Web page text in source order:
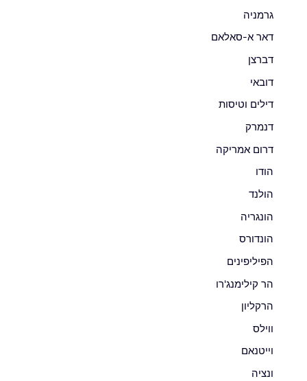
גרמניה
דאר א-סאלאם
דברצן
דובאי
דילים וטיסות
דנמרק
דרום אמריקה
הודו
הולנד
הונגריה
הונדורס
הפיליפינים
הר קילימנג'רו
הרקליון
ווילס
וייטנאם
ונציה